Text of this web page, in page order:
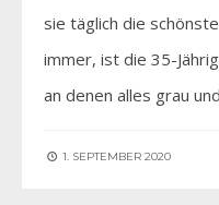
sie täglich die
immer, ist die 35-
an denen alles grau
1. SEPTEMBER 2020